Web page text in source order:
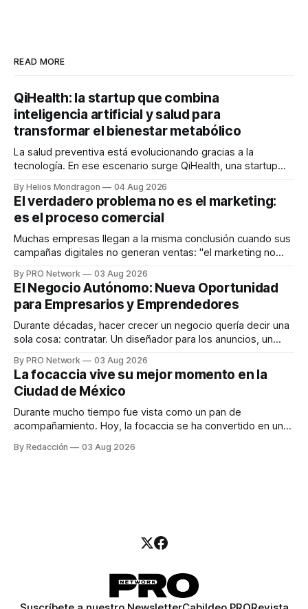
READ MORE
QiHealth: la startup que combina
inteligencia artificial y salud para
transformar el bienestar metabólico
La salud preventiva está evolucionando gracias a la
tecnología. En ese escenario surge QiHealth, una startup
dispositivos inteligentes, inteligencia artificial y monitoreo
en tiempo real para ayudar a las personas a tomar mejores
decisiones sobre su salud metabólica. Su propuesta busca
responder
By Helios Mondragon 04 Aug 2026
El verdadero problema no es el marketing:
es el proceso comercial
Muchas empresas llegan a la misma conclusión cuando sus
campañas digitales no generan ventas: "el marketing no
INTERIUS, el problema suele estar en otro lugar. Durante
una entrevista para el podcast SER PRO, el especialista en
marketing digital explicó que
By PRO Network 03 Aug 2026
El Negocio Autónomo: Nueva Oportunidad
para Empresarios y Emprendedores
Durante décadas, hacer crecer un negocio quería decir una
sola cosa: contratar. Un diseñador para los anuncios, un
para los textos, alguien que supiera de publicidad digital
para encontrar prospectos, un vendedor para atender
llamadas y mensajes, y —con suerte— una persona
By PRO Network 03 Aug 2026
La focaccia vive su mejor momento en la
Ciudad de México
Durante mucho tiempo fue vista como un pan de
acompañamiento. Hoy, la focaccia se ha convertido en uno
artesanal, ingredientes de calidad y experiencias que
By Redacción 03 Aug 2026